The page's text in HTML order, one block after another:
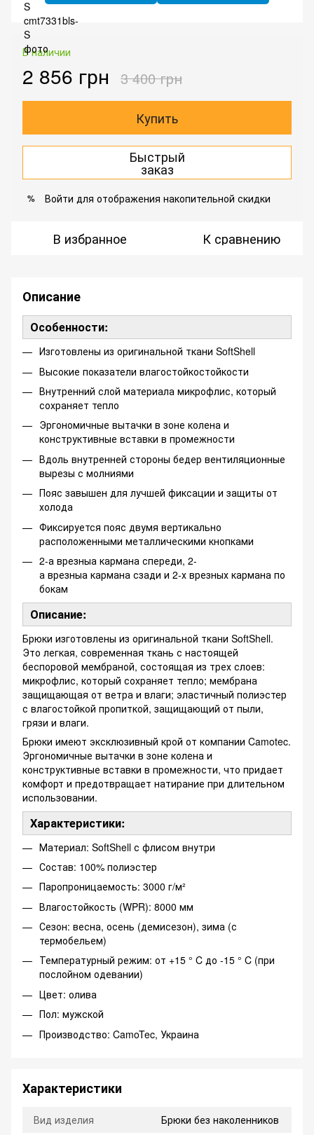
В наличии
2 856 грн 3 400 грн
Купить
Быстрый
заказ
% Войти для отображения накопительной скидки
В избранное К сравнению
Описание
Особенности:
Изготовлены из оригинальной ткани SoftShell
Высокие показатели влагостойкостойкости
Внутренний слой материала микрофлис, который
сохраняет тепло
Эргономичные вытачки в зоне колена и
конструктивные вставки в промежности
Вдоль внутренней стороны бедер вентиляционные
вырезы с молниями
Пояс завышен для лучшей фиксации и защиты от
холода
Фиксируется пояс двумя вертикально
расположенными металлическими кнопками
2-а врезныа кармана спереди, 2-
а врезныа кармана сзади и 2-х врезных кармана по
бокам
Описание:
Брюки изготовлены из оригинальной ткани SoftShell.
Это легкая, современная ткань с настоящей
беспоровой мембраной, состоящая из трех слоев:
микрофлис, который сохраняет тепло; мембрана
защищающая от ветра и влаги; эластичный полиэстер
с влагостойкой пропиткой, защищающий от пыли,
грязи и влаги.
Брюки имеют эксклюзивный крой от компании Camotec.
Эргономичные вытачки в зоне колена и
конструктивные вставки в промежности, что придает
комфорт и предотвращает натирание при длительном
использовании.
Характеристики:
Материал: SoftShell с флисом внутри
Состав: 100% полиэстер
Паропроницаемость: 3000 г/м²
Влагостойкость (WPR): 8000 мм
Сезон: весна, осень (демисезон), зима (с
термобельем)
Температурный режим: от +15 ° C до -15 ° C (при
послойном одевании)
Цвет: олива
Пол: мужской
Производство: CamoTec, Украина
Характеристики
Вид изделия Брюки без наколенников